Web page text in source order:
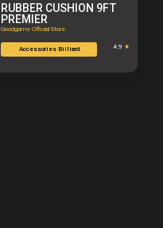
RUBBER CUSHION 9FT
PREMIER
Goodgame Official Store
Accessories Billiard 4.9 ★